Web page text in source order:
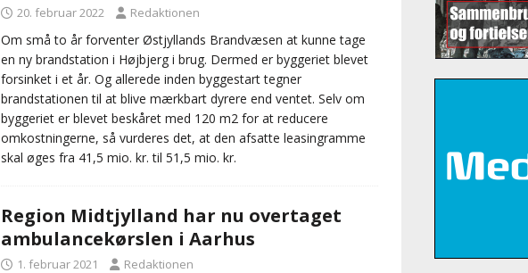
20. februar 2022 Redaktionen
Om små to år forventer Østjyllands Brandvæsen at kunne tage
en ny brandstation i Højbjerg i brug. Dermed er byggeriet blevet
forsinket i et år. Og allerede inden byggestart tegner
brandstationen til at blive mærkbart dyrere end ventet. Selv om
byggeriet er blevet beskåret med 120 m2 for at reducere
omkostningerne, så vurderes det, at den afsatte leasingramme
skal øges fra 41,5 mio. kr. til 51,5 mio. kr.
Region Midtjylland har nu overtaget
ambulancekørslen i Aarhus
1. februar 2021 Redaktionen